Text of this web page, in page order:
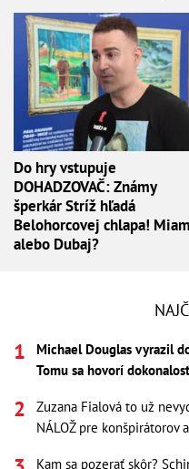
Do hry vstupuje
DOHADZOVAČ: Známy
šperkár Stríž hľadá
Belohorcovej chlapa!
alebo Dubaj?
Michael Douglas vyrazil
Tomu sa hovorí
Zuzana Fialová to už
NÁLOŽ pre konšpirátorov
Kam sa pozerať skôr?